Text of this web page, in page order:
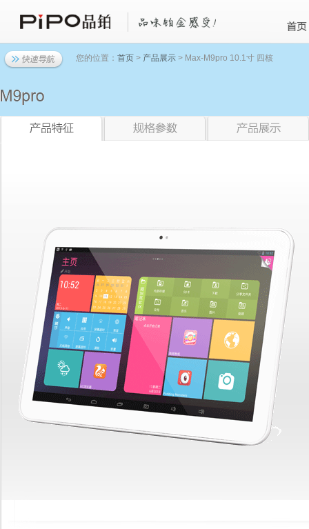
您的位置： 首页 > 产品展示 > Max-M9pro 10.1寸 四核